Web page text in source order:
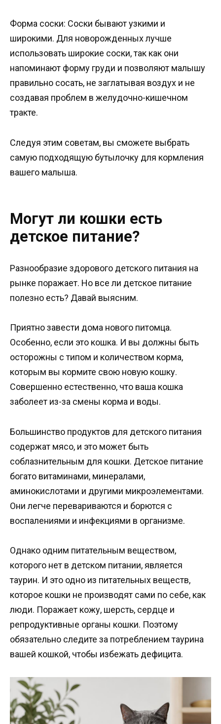
Форма соски: Соски бывают узкими и
широкими. Для новорожденных лучше
использовать широкие соски, так как они
напоминают форму груди и позволяют малышу
правильно сосать, не заглатывая воздух и не
создавая проблем в желудочно-кишечном
тракте.
Следуя этим советам, вы сможете выбрать
самую подходящую бутылочку для кормления
вашего малыша.
Могут ли кошки есть
детское питание?
Разнообразие здорового детского питания на
рынке поражает. Но все ли детское питание
полезно есть? Давай выясним.
Приятно завести дома нового питомца.
Особенно, если это кошка. И вы должны быть
осторожны с типом и количеством корма,
которым вы кормите свою новую кошку.
Совершенно естественно, что ваша кошка
заболеет из-за смены корма и воды.
Большинство продуктов для детского питания
содержат мясо, и это может быть
соблазнительным для кошки. Детское питание
богато витаминами, минералами,
аминокислотами и другими микроэлементами.
Они легче перевариваются и борются с
воспалениями и инфекциями в организме.
Однако одним питательным веществом,
которого нет в детском питании, является
таурин. И это одно из питательных веществ,
которое кошки не производят сами по себе, как
люди. Поражает кожу, шерсть, сердце и
репродуктивные органы кошки. Поэтому
обязательно следите за потреблением таурина
вашей кошкой, чтобы избежать дефицита.